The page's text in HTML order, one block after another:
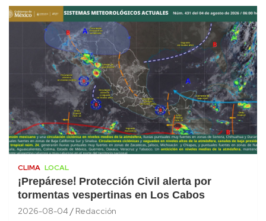
CLIMA LOCAL
¡Prepárese! Protección Civil alerta por
tormentas vespertinas en Los Cabos
2026-08-04 Redacción